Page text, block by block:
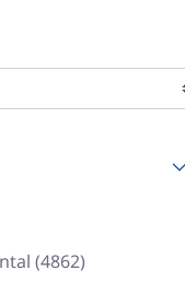
(4862)